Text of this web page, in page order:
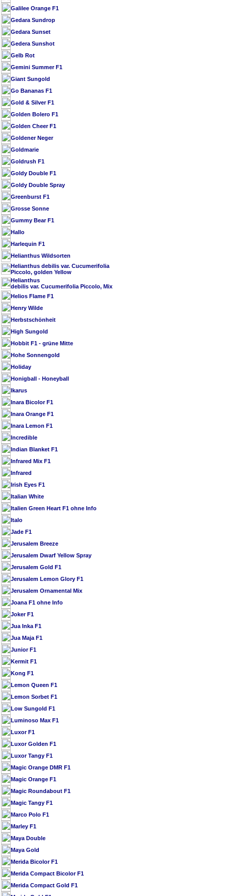
Galilee Orange F1
Gedara Sundrop
Gedara Sunset
Gedera Sunshot
Gelb Rot
Gemini Summer F1
Giant Sungold
Go Bananas F1
Gold & Silver F1
Golden Bolero F1
Golden Cheer F1
Goldener Neger
Goldmarie
Goldrush F1
Goldy Double F1
Goldy Double Spray
Greenburst F1
Grosse Sonne
Gummy Bear F1
Hallo
Harlequin F1
Helianthus Wildsorten
Helianthus debilis var. Cucumerifolia
Piccolo, golden Yellow
Helianthus
debilis var. Cucumerifolia Piccolo, Mix
Helios Flame F1
Henry Wilde
Herbstschönheit
High Sungold
Hobbit F1 - grüne Mitte
Hohe Sonnengold
Holiday
Honigball - Honeyball
Ikarus
Inara Bicolor F1
Inara Orange F1
Inara Lemon F1
Incredible
Indian Blanket F1
Infrared Mix F1
Infrared
Irish Eyes F1
Italian White
Italien Green Heart F1 ohne Info
Italo
Jade F1
Jerusalem Breeze
Jerusalem Dwarf Yellow Spray
Jerusalem Gold F1
Jerusalem Lemon Glory F1
Jerusalem Ornamental Mix
Joana F1 ohne Info
Joker F1
Jua Inka F1
Jua Maja F1
Junior F1
Kermit F1
Kong F1
Lemon Queen F1
Lemon Sorbet F1
Low Sungold F1
Luminoso Max F1
Luxor F1
Luxor Golden F1
Luxor Tangy F1
Magic Orange DMR F1
Magic Orange F1
Magic Roundabout F1
Magic Tangy F1
Marco Polo F1
Marley F1
Maya Double
Maya Gold
Merida Bicolor F1
Merida Compact Bicolor F1
Merida Compact Gold F1